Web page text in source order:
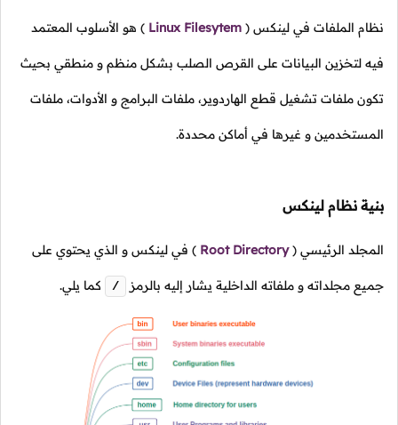
نظام الملفات في لينكس (
Linux Filesytem
) هو الأسلوب المعتمد
فيه لتخزين البيانات على القرص الصلب بشكل منظم و منطقي بحيث
تكون ملفات تشغيل قطع الهاردوير، ملفات البرامج و الأدوات، ملفات
المستخدمين و غيرها في أماكن محددة.
بنية نظام لينكس
المجلد الرئيسي (
Root Directory
) في لينكس و الذي يحتوي على
جميع مجلداته و ملفاته الداخلية يشار إليه بالرمز / كما يلي.